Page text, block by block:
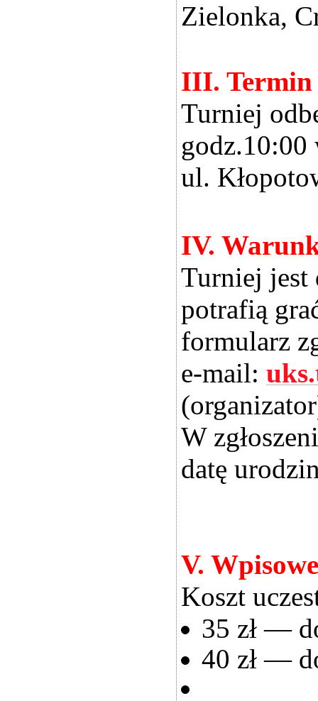
Zielonka,
III. Termin
Turniej
ul.
IV.
Turniej jest
potrafią
formularz
e-mail:
W
datę
V. Wpisowe
Koszt
35 zł —
40 zł —